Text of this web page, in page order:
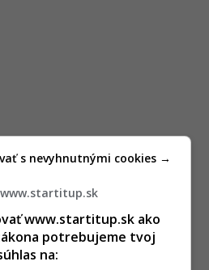
www.startitup.sk ako
potrebujeme tvoj
na:
s nevyhnutnými cookies →